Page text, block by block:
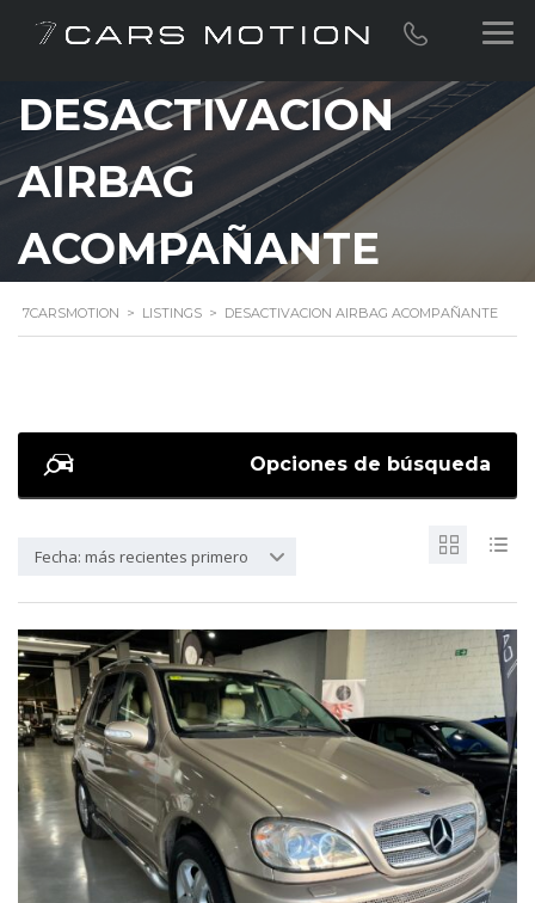
DESACTIVACION
AIRBAG
ACOMPAÑANTE
7CARSMOTION > LISTINGS > DESACTIVACION AIRBAG ACOMPAÑANTE
Opciones de búsqueda
Fecha: más recientes primero